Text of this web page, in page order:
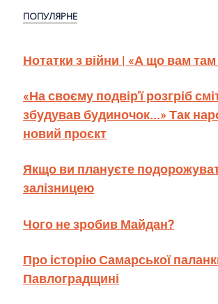
ПОПУЛЯРНЕ
Нотатки з війни | «А що вам
«На своєму подвір'ї розгріб
збудував будиночок...» Так
новий проєкт
Якщо ви плануєте
залізницею
Чого не зробив Майдан?
Про історію Самарської
Павлоградщині